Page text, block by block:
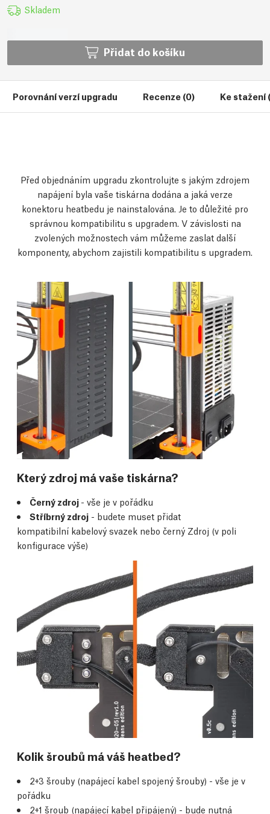
Skladem
Přidat do košíku
Porovnání verzí upgradu Recenze (0) Ke stažení
Před objednáním upgradu zkontrolujte s jakým zdrojem
napájení byla vaše tiskárna dodána a jaká verze
konektoru heatbedu je nainstalována. Je to důležité pro
správnou kompatibilitu s upgradem. V závislosti na
zvolených možnostech vám můžeme zaslat další
komponenty, abychom zajistili kompatibilitu s upgradem.
Který zdroj má vaše tiskárna?
Černý zdroj - vše je v pořádku
Stříbrný zdroj - budete muset přidat
kompatibilní kabelový svazek nebo černý Zdroj (v poli
konfigurace výše)
Kolik šroubů má váš heatbed?
2+3 šrouby (napájecí kabel spojený šrouby) - vše je v
pořádku
2+1 šroub (napájecí kabel připájený) - bude nutná